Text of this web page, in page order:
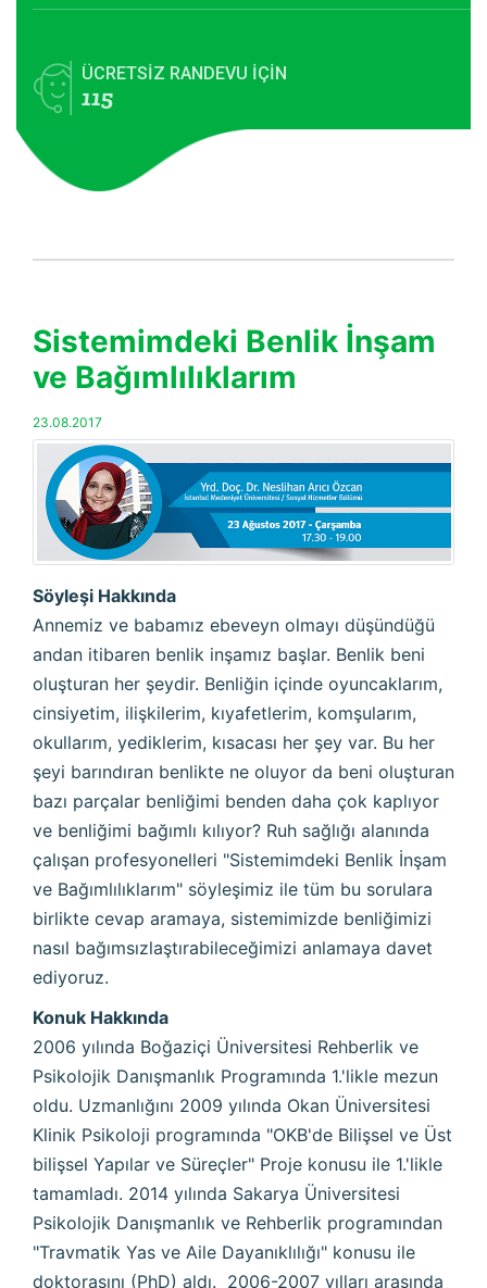
ÜCRETSİZ RANDEVU İÇİN
115
Sistemimdeki Benlik İnşam
ve Bağımlılıklarım
23.08.2017
Söyleşi Hakkında
Annemiz ve babamız ebeveyn olmayı düşündüğü
andan itibaren benlik inşamız başlar. Benlik beni
oluşturan her şeydir. Benliğin içinde oyuncaklarım,
cinsiyetim, ilişkilerim, kıyafetlerim, komşularım,
okullarım, yediklerim, kısacası her şey var. Bu her
şeyi barındıran benlikte ne oluyor da beni oluşturan
bazı parçalar benliğimi benden daha çok kaplıyor
ve benliğimi bağımlı kılıyor? Ruh sağlığı alanında
çalışan profesyonelleri "Sistemimdeki Benlik İnşam
ve Bağımlılıklarım" söyleşimiz ile tüm bu sorulara
birlikte cevap aramaya, sistemimizde benliğimizi
nasıl bağımsızlaştırabileceğimizi anlamaya davet
ediyoruz.
Konuk Hakkında
2006 yılında Boğaziçi Üniversitesi Rehberlik ve
Psikolojik Danışmanlık Programında 1.'likle mezun
oldu. Uzmanlığını 2009 yılında Okan Üniversitesi
Klinik Psikoloji programında "OKB'de Bilişsel ve Üst
bilişsel Yapılar ve Süreçler" Proje konusu ile 1.'likle
tamamladı. 2014 yılında Sakarya Üniversitesi
Psikolojik Danışmanlık ve Rehberlik programından
"Travmatik Yas ve Aile Dayanıklılığı" konusu ile
doktorasını (PhD) aldı. 2006-2007 yılları arasında